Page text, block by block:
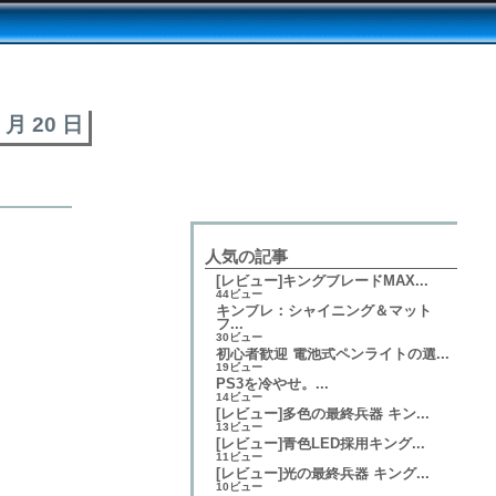
20 日
人気の記事
[レビュー]キングブレードMAX...
44ビュー
キンブレ：シャイニング＆マット
フ...
30ビュー
初心者歓迎 電池式ペンライトの選...
19ビュー
PS3を冷やせ。...
14ビュー
[レビュー]多色の最終兵器 キン...
13ビュー
[レビュー]青色LED採用キング...
11ビュー
[レビュー]光の最終兵器 キング...
10ビュー